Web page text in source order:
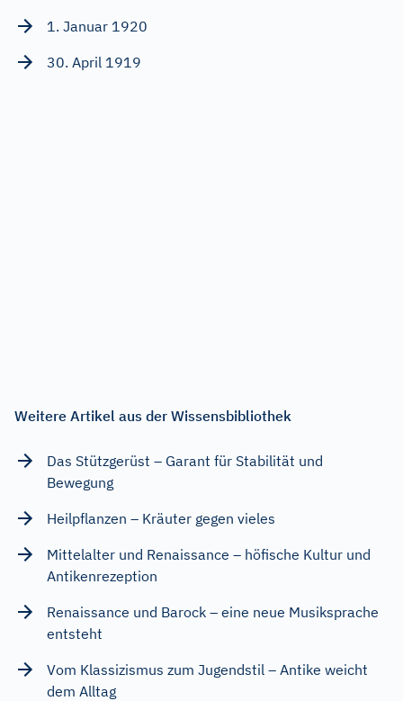
1. Januar 1920
30. April 1919
Weitere Artikel aus der Wissensbibliothek
Das Stützgerüst – Garant für Stabilität und
Bewegung
Heilpflanzen – Kräuter gegen vieles
Mittelalter und Renaissance – höfische Kultur und
Antikenrezeption
Renaissance und Barock – eine neue Musiksprache
entsteht
Vom Klassizismus zum Jugendstil – Antike weicht
dem Alltag